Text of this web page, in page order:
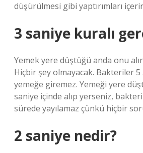
düşürülmesi gibi yaptırımları
3 saniye kuralı
Yemek yere düştüğü anda onu
Hiçbir şey olmayacak. Bakteriler 5
yemeğe giremez. Yemeği yere
saniye içinde alıp yerseniz,
sürede yayılamaz çünkü hiçbir
2 saniye nedir?